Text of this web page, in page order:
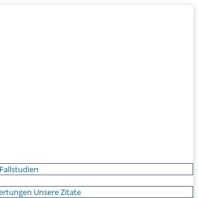
Fallstudien
Unsere Zitate